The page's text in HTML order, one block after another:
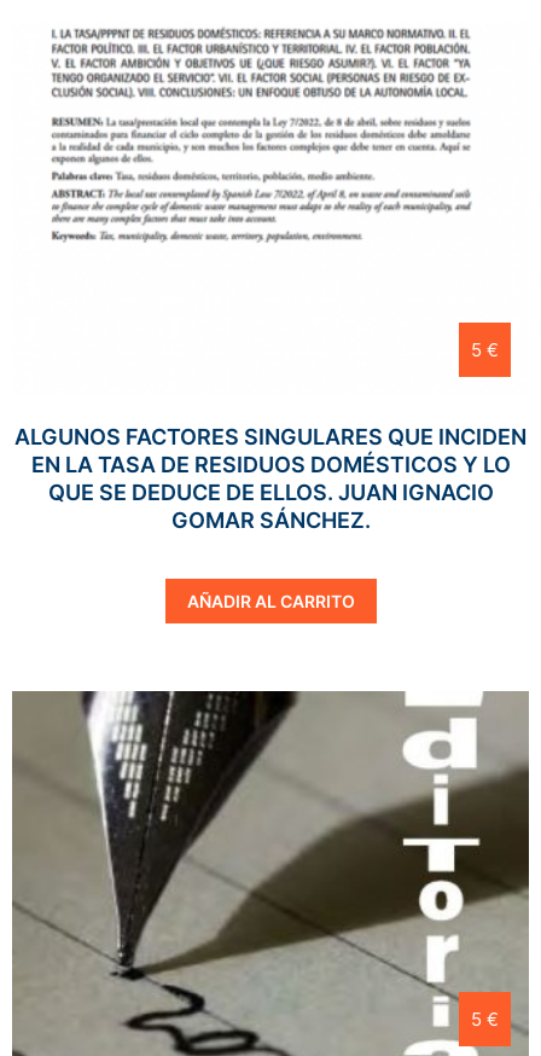
5 €
ALGUNOS FACTORES SINGULARES QUE INCIDEN
EN LA TASA DE RESIDUOS DOMÉSTICOS Y LO
QUE SE DEDUCE DE ELLOS. JUAN IGNACIO
GOMAR SÁNCHEZ.
AÑADIR AL CARRITO
5 €